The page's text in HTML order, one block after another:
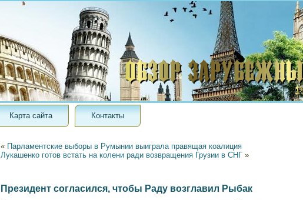
Карта сайта Контакты
« Парламентские выборы в Румынии выиграла правящая коалиция
Лукашенко готов встать на колени ради возвращения Грузии в СНГ »
Президент согласился, чтобы Раду возглавил Рыбак